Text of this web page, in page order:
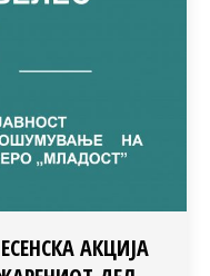
АКЦИЈА